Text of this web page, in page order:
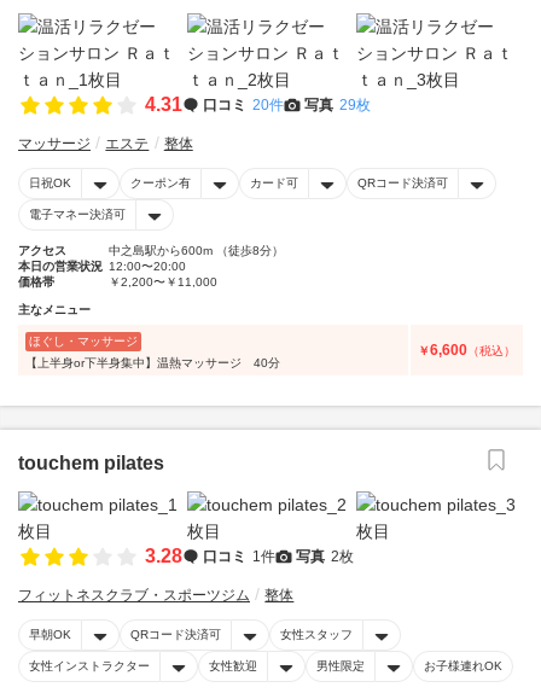
4.31 口コミ 20件 写真 29枚
マッサージ エステ 整体
日祝OK クーポン有 カード可 QRコード決済可
電子マネー決済可
アクセス
中之島駅から600m （徒歩8分）
本日の営業状況 12:00〜20:00
価格帯
￥2,200〜￥11,000
主なメニュー
ほぐし・マッサージ
【上半身or下半身集中】温熱マッサージ 40分
￥6,600 （税込）
touchem pilates
3.28 口コミ 1件 写真 2枚
フィットネスクラブ・スポーツジム 整体
早朝OK QRコード決済可 女性スタッフ
女性インストラクター 女性歓迎 男性限定 お子様連れOK